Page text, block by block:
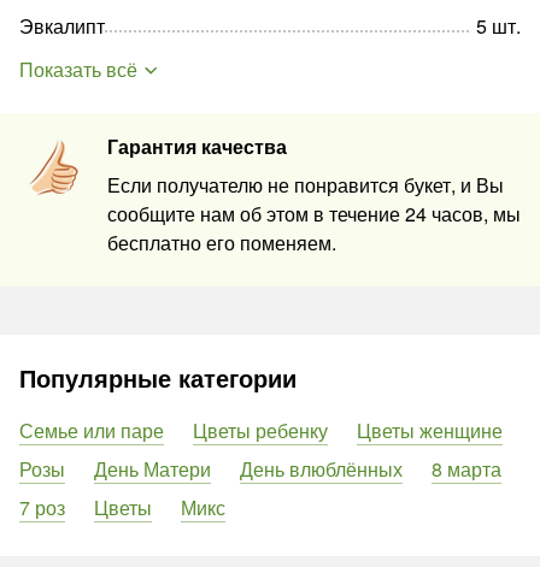
Гарантия качества
Если получателю не понравится букет, и Вы
сообщите нам об этом в течение 24 часов, мы
бесплатно его поменяем.
Эвкалипт
5 шт.
Показать всё
Популярные категории
Семье или паре Цветы ребенку
Цветы женщине
Розы
День Матери День влюблённых
8 марта
7 роз
Цветы Микс